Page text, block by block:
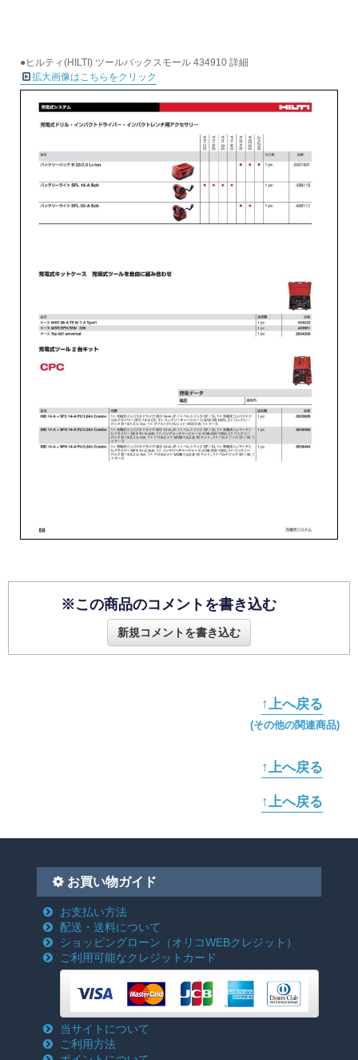
●ヒルティ(HILTI) ツールバックスモール 434910 詳細
拡大画像はこちらをクリック
※この商品のコメントを書き込む
新規コメントを書き込む
↑上へ戻る
(その他の関連商品)
↑上へ戻る
↑上へ戻る
お買い物ガイド
お支払い方法
配送・送料について
ショッピングローン （オリコWEBクレジット）
ご利用可能なクレジットカード
当サイトについて
ご利用方法